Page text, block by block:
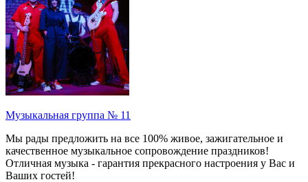
Музыкальная группа № 11
Мы рады предложить на все 100% живое, зажигательное и
качественное музыкальное сопровождение праздников!
Отличная музыка - гарантия прекрасного настроения у Вас и
Ваших гостей!